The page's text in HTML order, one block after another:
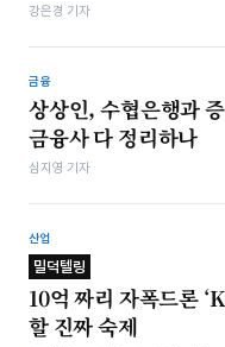
강은경 기자
금융
상상인, 수협은행과
금융사 다 정리하나
심지영 기자
산업
밀덕텔링
10억 짜리 자폭드론
할 진짜 숙제